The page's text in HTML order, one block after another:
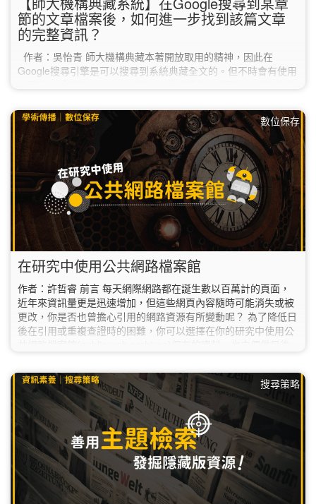
節的文章檔案後，如何進一步找到該篇文章
的完整資訊？
作者：吳怡青 師大機構典藏本著開放取用的精神，因此在
Google搜尋引擎是可以搜尋到系統典藏全文的。但不時會有使用
會直接連結到我們文章的pdf檔案；由於早期某些期刊論文的電子
檔分為多個章節，後面的章節不一定會有文章篇名，導致使用者
沒有辦法從章節檔案中辨別文章出處。 如果遇到這個狀況，在此
提供您二個簡單找到出處的方法： 【方法一】 以「RDF與
Topic…
數位保存
在研究中使用公共網路檔案館
作者：許哲睿 前言 每天網際網路都在誕生數以百萬計的頁面，
近年來資訊量更是迅速增加，但這些網頁內容隨時可能消失或被
更改，你是否也曾擔心引用的網路資源有所變動呢？ 為了降低日
後在引用或重複查證時的困難，你可以選擇在你的研究中使用公
有許多的網際網路存檔計畫(…
搜尋策略